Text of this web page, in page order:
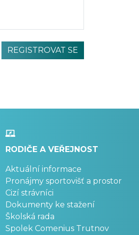
RODIČE A VEŘEJNOST
Aktuální informace
Pronájmy sportovišť a prostor
Cizí strávníci
Dokumenty ke stažení
Školská rada
Spolek Comenius Trutnov